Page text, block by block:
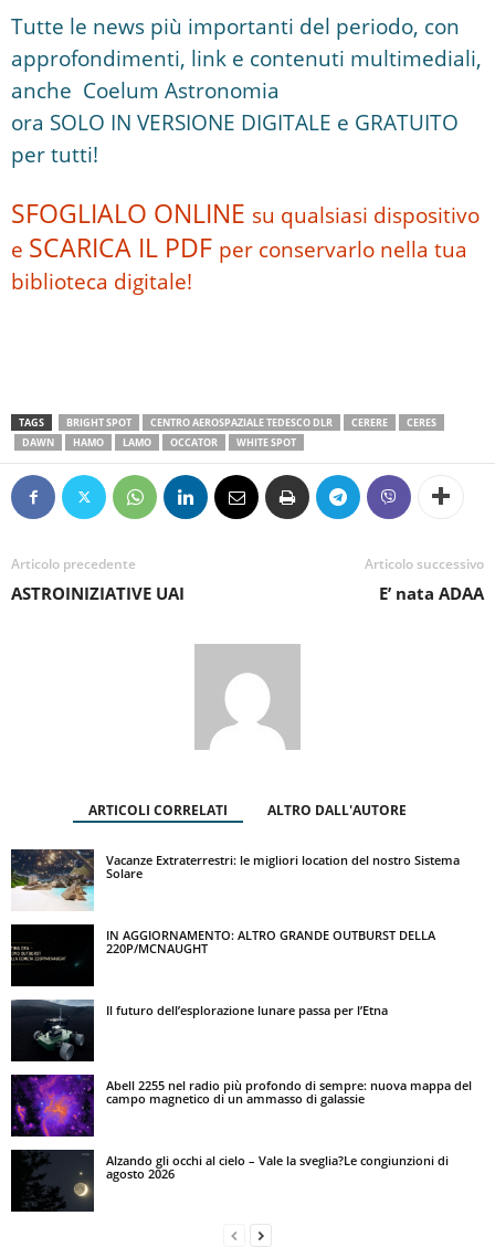
Tutte le news più importanti del periodo, con
approfondimenti, link e contenuti multimediali,
anche Coelum Astronomia
ora SOLO IN VERSIONE DIGITALE e GRATUITO
per tutti!
SFOGLIALO ONLINE su qualsiasi dispositivo
e SCARICA IL PDF per conservarlo nella tua
biblioteca digitale!
TAGS BRIGHT SPOT CENTRO AEROSPAZIALE TEDESCO DLR CERERE
CERES
DAWN
HAMO LAMO OCCATOR WHITE SPOT
Articolo precedente
ASTROINIZIATIVE UAI
Articolo successivo
E’ nata ADAA
ARTICOLI CORRELATI ALTRO DALL'AUTORE
Vacanze Extraterrestri: le migliori location del nostro Sistema
Solare
IN AGGIORNAMENTO: ALTRO GRANDE OUTBURST DELLA
220P/MCNAUGHT
Il futuro dell’esplorazione lunare passa per l’Etna
Abell 2255 nel radio più profondo di sempre: nuova mappa del
campo magnetico di un ammasso di galassie
Alzando gli occhi al cielo – Vale la sveglia?Le congiunzioni di
agosto 2026